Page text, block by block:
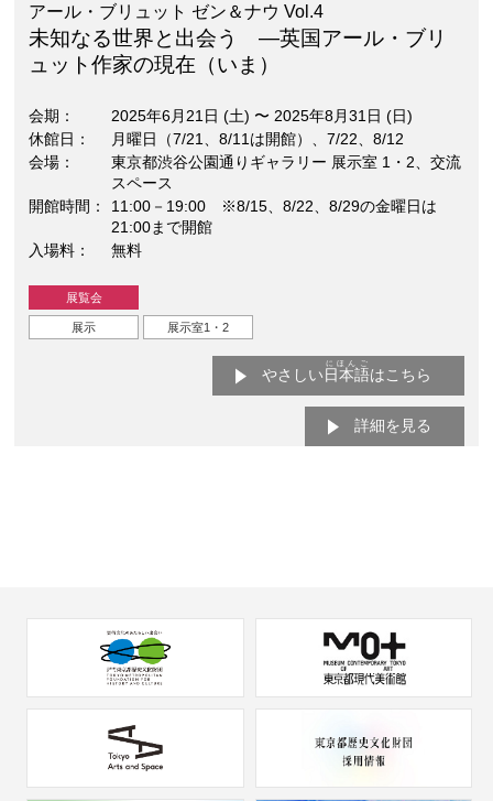
アール・ブリュット ゼン＆ナウ Vol.4
未知なる世界と出会う —英国アール・ブリ
ュット作家の現在（いま）
会期 2025年6月21日 (土) 〜 2025年8月31日 (日)
休館日
月曜日（7/21、8/11は開館）、7/22、8/12
会場
東京都渋谷公園通りギャラリー 展示室 1・2、交流
スペース
開館時間
11:00－19:00 ※8/15、8/22、8/29の金曜日は
21:00まで開館
入場料
無料
展覧会
展示 展示室1・2
やさしい 日本語
にほんご
はこちら
詳細を見る